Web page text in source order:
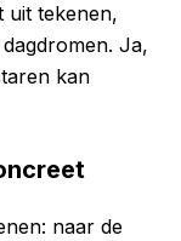
uit tekenen,
Ja,
kan
naar de